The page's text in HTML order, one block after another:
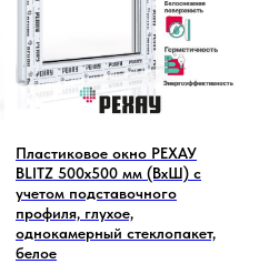
Пластиковое окно РЕХАУ
BLITZ 500х500 мм (ВхШ) с
учетом подставочного
профиля, глухое,
однокамерный стеклопакет,
белое